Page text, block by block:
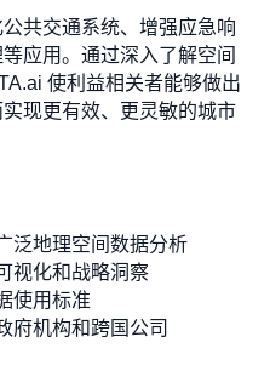
共交通系统、增强应急响
应用。通过深入了解空间
使利益相关者能够做出
现更有效、更灵敏的城市
泛地理空间数据分析
视化和战略洞察
使用标准
府机构和跨国公司